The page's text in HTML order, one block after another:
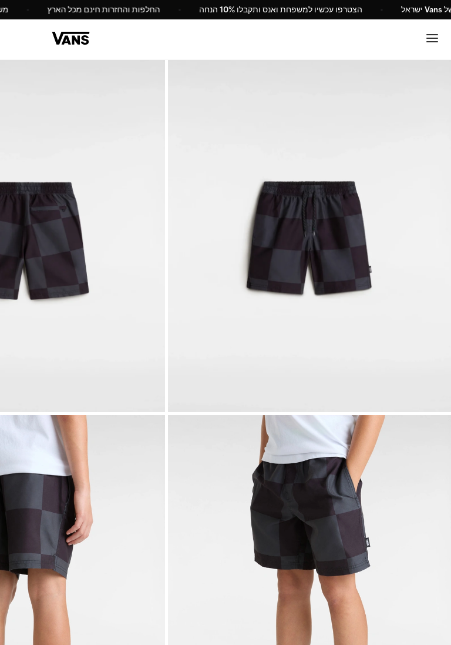
האתר הרשמי של Vans ישראל הצטרפו עכשיו למשפחת ואנס ותקבלו 10% הנחה החלפות והחזרות חינם מכל